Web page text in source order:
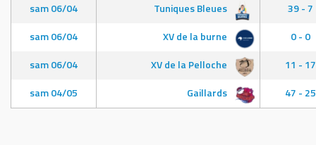
sam 06/04
Tuniques Bleues 39 - 7
sam 06/04
XV de la burne 0 - 0
sam 06/04
XV de la Pelloche 11 - 17
sam 04/05
Gaillards 47 - 25